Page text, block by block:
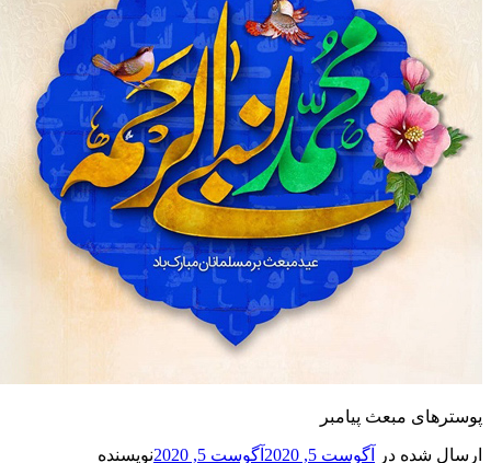
مبعث پیامبر
شده درآگوست 5, 2020 آگوست 5, 2020
نویسنده